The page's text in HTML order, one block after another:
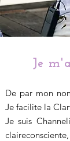
Je
De par mon
Je facilite la
Je suis